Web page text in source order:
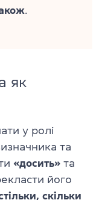
як
у ролі
та
«досить» та
його
скільки